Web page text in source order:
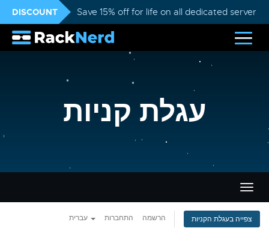
DISCOUNT Save 15% off for life on all dedicated servers
עגלת קניות
ניווט
התחברות הרשמה צפייה בעגלת הקניות